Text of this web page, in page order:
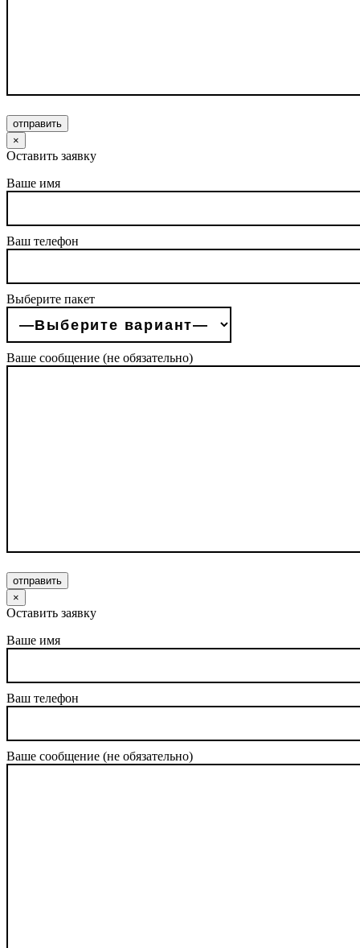
отправить
×
Оставить заявку
Ваше имя
Ваш телефон
Выберите пакет
Ваше сообщение (не обязательно)
отправить
×
Оставить заявку
Ваше имя
Ваш телефон
Ваше сообщение (не обязательно)